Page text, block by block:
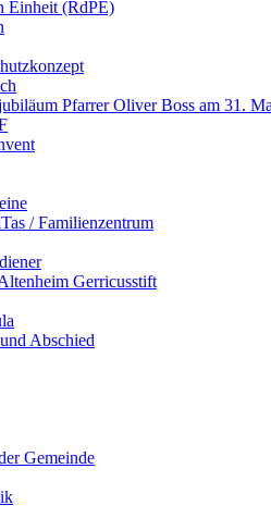
Einheit (RdPE)
Pfarrer Oliver Boss am 31.
/ Familienzentrum
Gerricusstift
Abschied
Gemeinde